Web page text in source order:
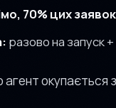
70% цих
разово на запуск
агент